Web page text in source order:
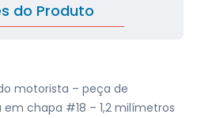
do Produto
motorista – peça de
chapa #18 – 1,2 milímetros